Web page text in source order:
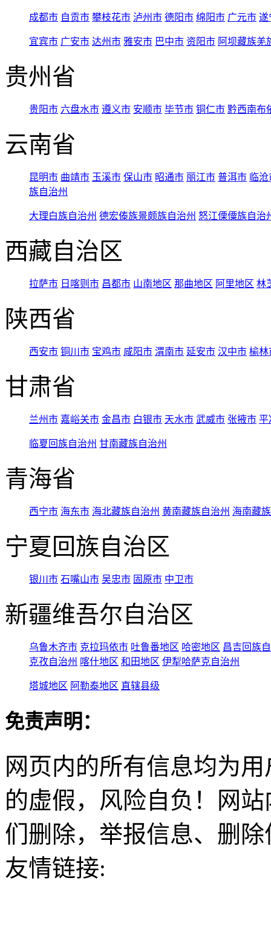
成都市 自贡市 攀枝花市 泸州市 德阳市 绵阳市 广元市 遂
宜宾市 广安市 达州市 雅安市 巴中市 资阳市 阿坝藏族羌
贵州省
贵阳市 六盘水市 遵义市 安顺市 毕节市 铜仁市 黔西南布
云南省
昆明市 曲靖市 玉溪市 保山市 昭通市 丽江市 普洱市 临
族自治州
大理白族自治州 德宏傣族景颇族自治州 怒江傈僳族自治
西藏自治区
拉萨市 日喀则市 昌都市 山南地区 那曲地区 阿里地区 林
陕西省
西安市 铜川市 宝鸡市 咸阳市 渭南市 延安市 汉中市 榆林
甘肃省
兰州市 嘉峪关市 金昌市 白银市 天水市 武威市 张掖市 平
临夏回族自治州 甘南藏族自治州
青海省
西宁市 海东市 海北藏族自治州 黄南藏族自治州 海南藏
宁夏回族自治区
银川市 石嘴山市 吴忠市 固原市 中卫市
新疆维吾尔自治区
乌鲁木齐市 克拉玛依市 吐鲁番地区 哈密地区 昌吉回族
克孜自治州 喀什地区 和田地区 伊犁哈萨克自治州
塔城地区 阿勒泰地区 直辖县级
免责声明：
网页内的所有信息均为
的虚假，风险自负！网
们删除，举报信息、删
友情链接: